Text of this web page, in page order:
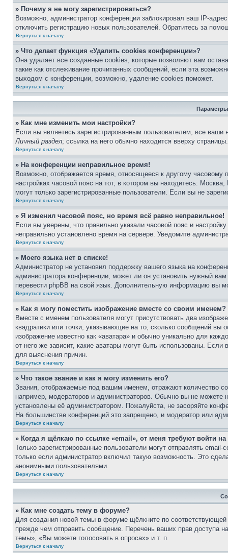
» Почему я не могу зарегистрироваться?
Возможно, администратор конференции заблокировал ваш IP-
отключить регистрацию новых пользователей. Обратитесь за
Вернуться к началу
» Что делает функция «Удалить cookies конференции»?
Она удаляет все созданные cookies, которые позволяют вам
такие как отслеживание прочитанных сообщений, если эта
выходом с конференции, возможно, удаление cookies поможет.
Вернуться к началу
Параметры
» Как мне изменить мои настройки?
Если вы являетесь зарегистрированным пользователем, все
Личный раздел; ссылка на него обычно находится вверху
Вернуться к началу
» На конференции неправильное время!
Возможно, отображается время, относящееся к другому
настройках часовой пояс на тот, в котором вы находитесь:
могут только зарегистрированные пользователи. Если вы не
Вернуться к началу
» Я изменил часовой пояс, но время всё равно неправильное!
Если вы уверены, что правильно указали часовой пояс и
неправильно установлено время на сервере. Уведомите
Вернуться к началу
» Моего языка нет в списке!
Администратор не установил поддержку вашего языка на
администратора конференции, может ли он установить нужный
перевести phpBB на свой язык. Дополнительную информацию вы
Вернуться к началу
» Как я могу поместить изображение вместе со своим именем?
Вместе с именем пользователя могут присутствовать два
квадратики или точки, указывающие на то, сколько сообщений вы
изображение известно как «аватара» и обычно уникально для
от него же зависит, какие аватары могут быть использованы.
для выяснения причин.
Вернуться к началу
» Что такое звание и как я могу изменить его?
Звания, отображаемые под вашим именем, отражают количество
например, модераторов и администраторов. Обычно вы не можете
установлены её администратором. Пожалуйста, не засоряйте
На большинстве конференций это запрещено, и модератор или
Вернуться к началу
» Когда я щёлкаю по ссылке «email», от меня требуют войти
Только зарегистрированные пользователи могут отправлять
только если администратор включил такую возможность. Это
анонимными пользователями.
Вернуться к началу
» Как мне создать тему в форуме?
Для создания новой темы в форуме щёлкните по
прежде чем отправить сообщение. Перечень ваших прав доступа
темы», «Вы можете голосовать в опросах» и т. п.
Вернуться к началу